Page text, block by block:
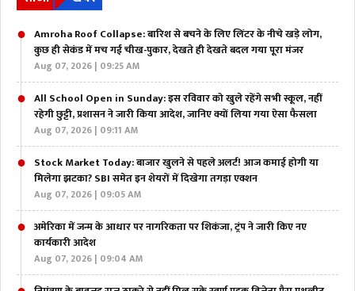
Amroha Roof Collapse: बारिश से बचने के लिए लिंटर के नीचे खड़े लोग,
कुछ ही सेकंड में मच गई चीख-पुकार, देखते ही देखते बदल गया पूरा मंजर
Aug 07, 2026 | 09:25 AM
All School Open in Sunday: इस रविवार को खुले रहेंगे सभी स्कूल, नहीं
रहेगी छुट्टी, प्रशासन ने जारी किया आदेश, जानिए क्यों लिया गया ऐसा फैसला
Aug 07, 2026 | 09:11 AM
Stock Market Today: बाजार खुलने से पहले अलर्ट! आज कमाई होगी या
मिलेगा झटका? SBI समेत इन शेयरों में दिखेगा तगड़ा एक्शन
Aug 07, 2026 | 09:05 AM
अमेरिका में जन्म के आधार पर नागरिकता पर शिकंजा, ट्रंप ने जारी किए नए
कार्यकारी आदेश
Aug 07, 2026 | 09:04 AM